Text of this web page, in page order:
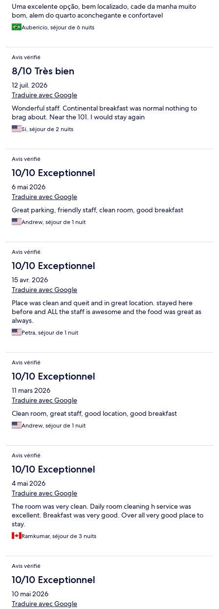
Uma excelente opção, bem localizado, cade da manha muito
bom, alem do quarto aconchegante e confortavel
Aubericio, séjour de 6 nuits
Avis vérifié
8/10 Très bien
12 juil. 2026
Traduire avec Google
Wonderful staff. Continental breakfast was normal nothing to
brag about. Near the 101. I would stay again
Si, séjour de 2 nuits
Avis vérifié
10/10 Exceptionnel
6 mai 2026
Traduire avec Google
Great parking, friendly staff, clean room, good breakfast
Andrew, séjour de 1 nuit
Avis vérifié
10/10 Exceptionnel
15 avr. 2026
Traduire avec Google
Place was clean and queit and in great location. stayed here
before and ALL the staff is awesome and the food was great as
always.
Petra, séjour de 1 nuit
Avis vérifié
10/10 Exceptionnel
11 mars 2026
Traduire avec Google
Clean room, great staff, good location, good breakfast
Andrew, séjour de 1 nuit
Avis vérifié
10/10 Exceptionnel
4 mai 2026
Traduire avec Google
The room was very clean. Daily room cleaning h service was
excellent. Breakfast was very good. Over all very good place to
stay.
Ramkumar, séjour de 3 nuits
Avis vérifié
10/10 Exceptionnel
10 mai 2026
Traduire avec Google